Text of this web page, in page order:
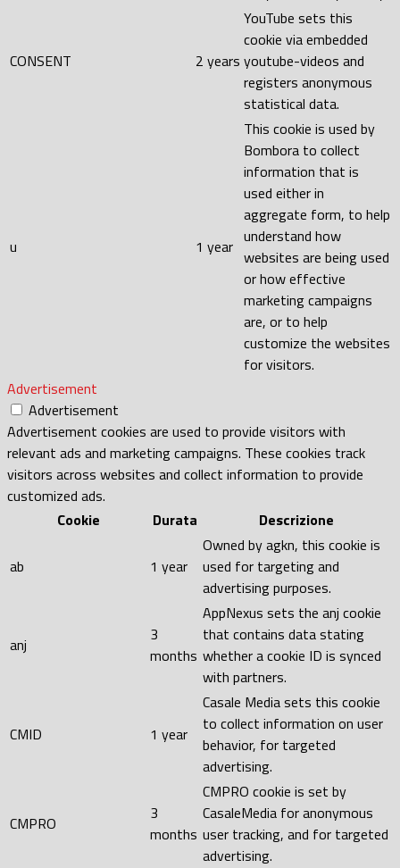
CONSENT 2 years
YouTube sets this
cookie via embedded
youtube-videos and
registers anonymous
statistical data.
u 1 year
This cookie is used by
Bombora to collect
information that is
used either in
aggregate form, to help
understand how
websites are being used
or how effective
marketing campaigns
are, or to help
customize the websites
for visitors.
Advertisement
Advertisement
Advertisement cookies are used to provide visitors with
relevant ads and marketing campaigns. These cookies track
visitors across websites and collect information to provide
customized ads.
Cookie
Durata Descrizione
ab 1 year
Owned by agkn, this cookie is
used for targeting and
advertising purposes.
anj
3
months
AppNexus sets the anj cookie
that contains data stating
whether a cookie ID is synced
with partners.
CMID 1 year
Casale Media sets this cookie
to collect information on user
behavior, for targeted
advertising.
CMPRO
3
months
CMPRO cookie is set by
CasaleMedia for anonymous
user tracking, and for targeted
advertising.